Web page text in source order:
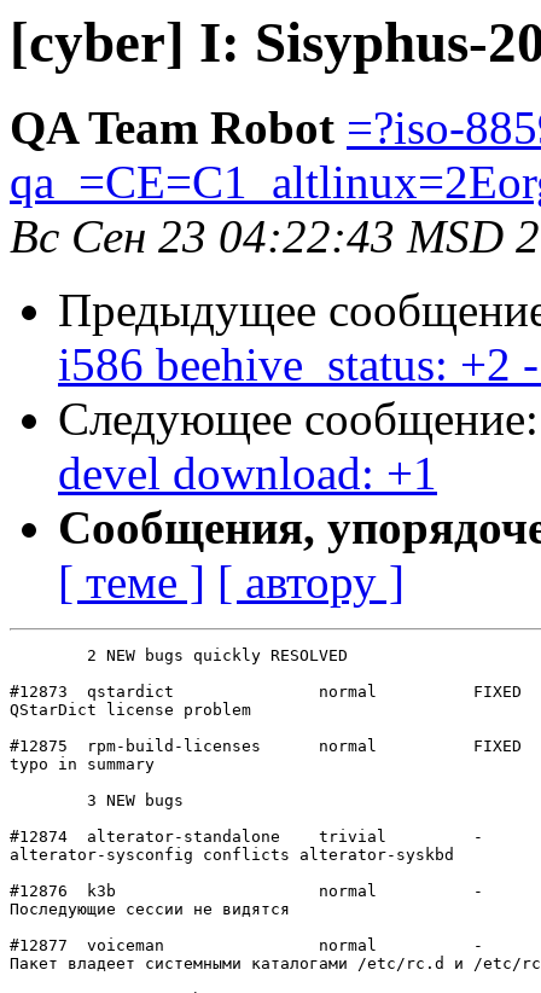
[cyber] I: Sisyphus-
QA Team Robot =?iso-
Вс Сен 23 04:22:43 MSD
Предыдущее
i586 beehive_status: +2
Следующее
devel download: +1
Сообщения,
[ теме ] [ автору ]
#12873	qstardict       	normal  	FIXED
QStarDict license problem
#12875	rpm-build-licenses	normal  	FIXED
typo in summary
#12874	alterator-standalone	trivial 	-
alterator-sysconfig conflicts alterator-syskbd
#12876	k3b             	normal  	-
Последующие сессии не видятся
#12877	voiceman        	normal  	-
Пакет владеет системными каталогами /etc/rc.d и /